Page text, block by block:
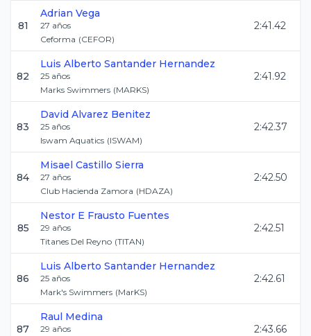
81
Adrian Vega
27 años
Ceforma (CEFOR)
2:41.42
82
Luis Alberto Santander Hernandez
25 años
Marks Swimmers (MARKS)
2:41.92
83
David Alvarez Benitez
25 años
Iswam Aquatics (ISWAM)
2:42.37
84
Misael Castillo Sierra
27 años
Club Hacienda Zamora (HDAZA)
2:42.50
85
Nestor E Frausto Fuentes
29 años
Titanes Del Reyno (TITAN)
2:42.51
86
Luis Alberto Santander Hernandez
25 años
Mark's Swimmers (MarKS)
2:42.61
87
Raul Medina
29 años
2:43.66